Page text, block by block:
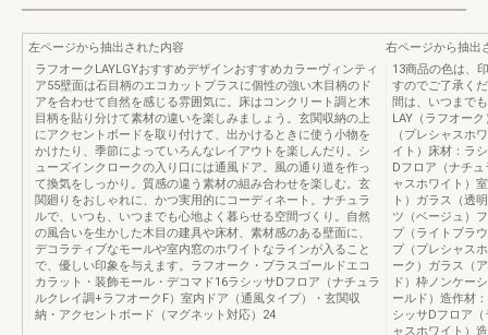
左ページから抽出された内容
ラフオークLAYLGYおすすめデザインおすすめカラーヴィンティ
ア55壁面は石目柄のエコカットプラスに個性の強い木目柄のド
アを合わせて自然を感じる雰囲気に。床はコンクリート調と木
目柄を貼り分けて素材の違いを楽しみましょう。玄関収納の上
にアクセントボードを取り付けて、出かけるときに使う小物を
かけたり、季節によっていろんなレイアウトを楽しんだり。シ
ューズインクロークの入り口には通風ドア。風の通り道を作っ
て換気をしっかり。質感の違う素材の組み合わせを楽しむ。玄
関廻りをおしゃれに、かつ実用的にコーディネート。ナチュラ
ルで、いつも、いつまでも心地よく暮らせる空間づくり。自然
の風合いを生かした木目の建具や床材、素材感のある壁面に、
デコラティブなモールや室内窓のホワイトなラインが入ること
で、優しい印象を与えます。ラフオーク・ブラスゴールドエコ
カラット・装飾モール・デコマド16ラシッサDフロア（ナチュラ
ルクレイ調+ラフオークF）室内ドア（通風タイプ）・玄関収
納・アクセントボード（マグネット対応）24
右ページから抽出
13商品の色は、
すのでご了承く
間は、いつまで
LAY（ラフオー
（プレシャスホ
イト）床材：ラ
Dフロア（ナチ
ャスホワイト）
ト）ガラス（透
ツ（ベージュ）
プ（ライトブラ
プ（プレシャス
ーク）ガラス（
ド）枠ノンケー
ールド）造作材
シッサDフロア
ャスホワイト）